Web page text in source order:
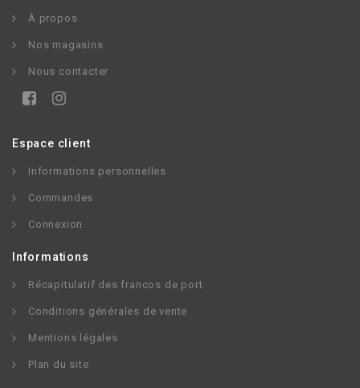
À propos
Nos magasins
Nous contacter
Espace client
Informations personnelles
Commandes
Connexion
Informations
Récapitulatif des francos de port
Conditions générales de vente
Mentions légales
Plan du site